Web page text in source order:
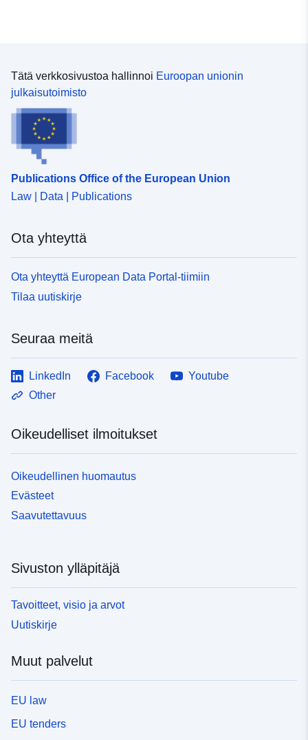
Tätä verkkosivustoa hallinnoi Euroopan unionin
julkaisutoimisto
Publications Office of the European Union
Law | Data | Publications
Ota yhteyttä
Ota yhteyttä European Data Portal-tiimiin
Tilaa uutiskirje
Seuraa meitä
LinkedIn Facebook
Youtube
Other
Oikeudelliset ilmoitukset
Oikeudellinen huomautus
Evästeet
Saavutettavuus
Sivuston ylläpitäjä
Tavoitteet, visio ja arvot
Uutiskirje
Muut palvelut
EU law
EU tenders